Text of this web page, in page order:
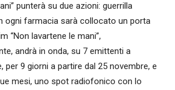
punterà su due azioni: guerrilla
ogni farmacia sarà collocato un porta
“Non lavartene le mani”,
andrà in onda, su 7 emittenti a
per 9 giorni a partire dal 25 novembre, e
mesi, uno spot radiofonico con lo